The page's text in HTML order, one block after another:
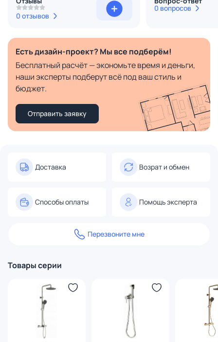
0 отзывов
0 вопросов
Есть дизайн-проект? Мы все подберём!
Бесплатный расчёт — экономьте время и деньги,
наши эксперты подберут всё под ваш стиль и
бюджет.
Отправить заявку
Доставка Возрат и обмен
Способы оплаты Помощь эксперта
Перезвоните мне
Товары серии